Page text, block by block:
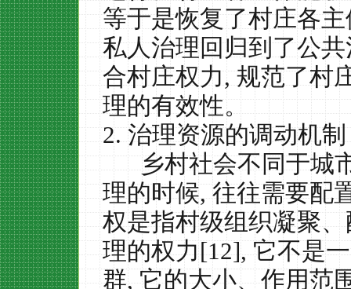
等于是恢复了村庄各
私人治理回归到了公
合村庄权力,规范了村
理的有效性。
2.治理资源的调动机制
乡村社会不同于城
理的时候,往往需要配
权是指村级组织凝聚
理的权力[12],它不是
群,它的大小、作用范